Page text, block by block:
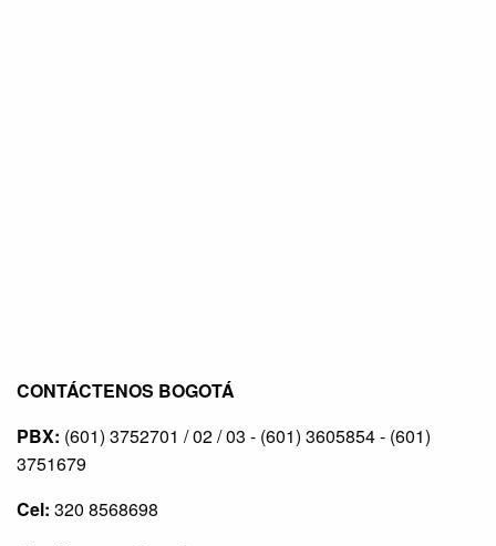
CONTÁCTENOS BOGOTÁ
PBX: (601) 3752701 / 02 / 03 - (601) 3605854 - (601)
3751679
Cel: 320 8568698